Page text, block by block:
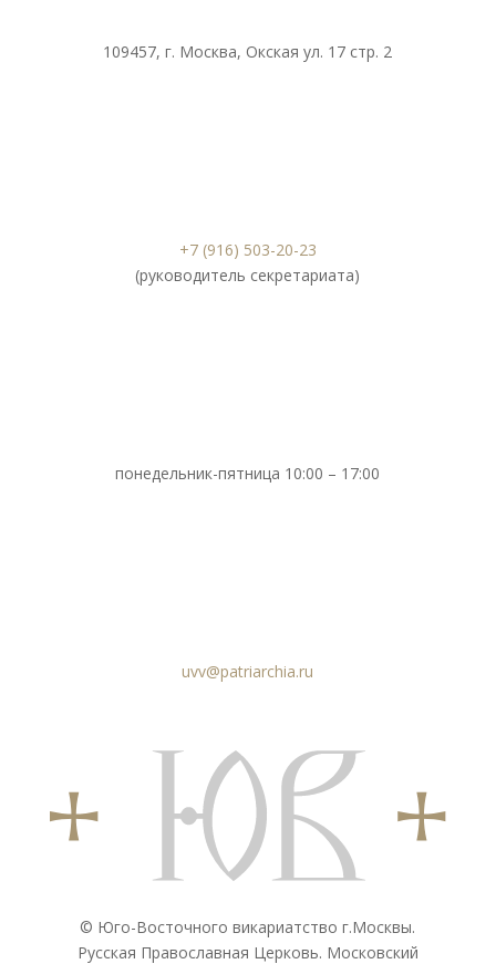
109457, г. Москва, Окская ул. 17 стр. 2
+7 (916) 503-20-23
(руководитель секретариата)
понедельник-пятница 10:00 – 17:00
uvv@patriarchia.ru
© Юго-Восточного викариатствo г.Москвы.
Русская Православная Церковь. Московский